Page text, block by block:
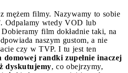
mężem filmy. Nazywamy to sobie
Odpalamy wtedy VOD lub
film dokładnie taki, na
naszym gustom, a nie
czy w TVP. I tu jest ten
domowej randki zupełnie inaczej
dyskutujemy, co obejrzymy,